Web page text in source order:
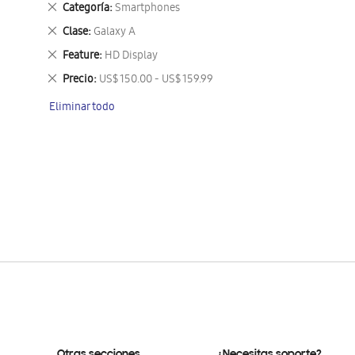
Categoría Smartphones
Eliminar
este
artículo
Clase Galaxy A
Eliminar
este
artículo
Feature HD Display
Eliminar
este
artículo
Precio US$ 150.00 - US$ 159.99
Eliminar
artículo
Eliminar todo